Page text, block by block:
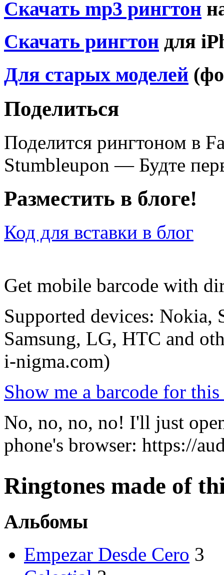
Скачать mp3 рингтон
Скачать рингтон для
Для старых моделей
Поделиться
Поделится рингтоном в
Stumbleupon — Будте
Разместить в блоге!
Код для вставки в блог
Get mobile barcode with
Supported devices: Nokia,
Samsung, LG, HTC and
i-nigma.com)
Show me a barcode for
No, no, no, no! I'll just
phone's browser: https://
Ringtones made of
Альбомы
Empezar Desde Cero 3